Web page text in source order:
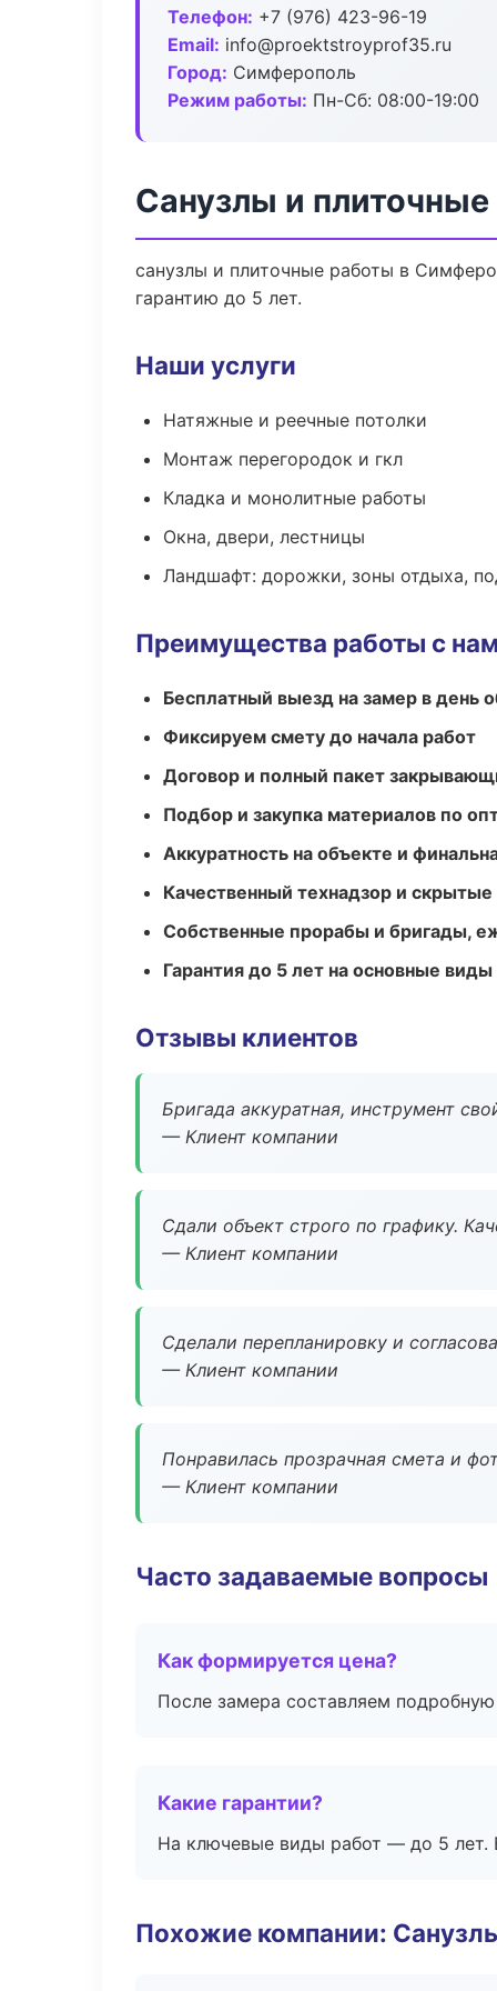
Телефон: +7 (976) 423-96-19
Email: info@proektstroyprof35.ru
Город: Симферополь
Режим работы: Пн-Сб: 08:00-19:00
Санузлы и
санузлы и плиточные работы в
гарантию до 5 лет.
Наши услуги
Натяжные и реечные потолки
Монтаж перегородок и гкл
Кладка и монолитные работы
Окна, двери, лестницы
Ландшафт: дорожки, зоны отдыха,
Преимущества работы с
Бесплатный выезд на замер в день
Фиксируем смету до начала работ
Договор и полный пакет
Подбор и закупка материалов по
Аккуратность на объекте и
Качественный технадзор и
Собственные прорабы и бригады,
Гарантия до 5 лет на основные виды
Отзывы клиентов
Бригада аккуратная, инструмент
— Клиент компании
Сдали объект строго по графику.
— Клиент компании
Сделали перепланировку и
— Клиент компании
Понравилась прозрачная смета и
— Клиент компании
Часто задаваемые вопросы
Как формируется цена?
После замера составляем
Какие гарантии?
На ключевые виды работ — до 5 лет.
Похожие компании: